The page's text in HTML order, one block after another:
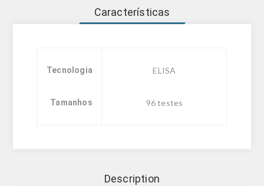
Características
Tecnologia ELISA
Tamanhos 96 testes
Description